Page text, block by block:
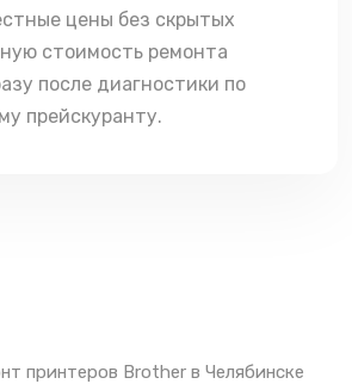
цены без скрытых
стоимость ремонта
после диагностики по
прейскуранту.
принтеров Brother в Челябинске